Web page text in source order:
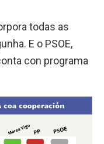
todas as
E o PSOE,
con programa